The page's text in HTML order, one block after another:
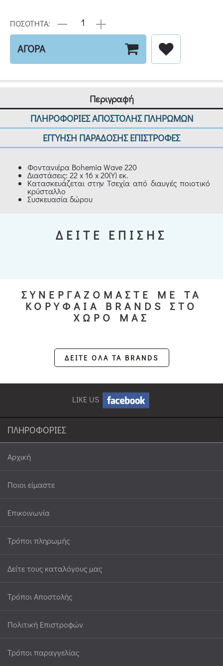
ΠΟΣΟΤΗΤΑ:
ΑΓΟΡΑ
Περιγραφή
ΠΛΗΡΟΦΟΡΙΕΣ ΑΠΟΣΤΟΛΗΣ ΠΛΗΡΩΜΩΝ
ΕΓΓΥΗΣΗ ΠΑΡΑΔΟΣΗΣ ΕΠΙΣΤΡΟΦΕΣ
Φοντανιέρα Bohemia Wave 220
Διαστάσεις: 22 x 16 x 20(Y) εκ.
Κατασκευάζεται στην Τσεχία από διαυγές ποιοτικό
κρύσταλλο
Συσκευασία δώρου
ΔΕΙΤΕ ΕΠΙΣΗΣ
ΣΥΝΕΡΓΑΖΟΜΑΣΤΕ ΜΕ ΤΑ
ΚΟΡΥΦΑΙΑ BRANDS ΣΤΟ
ΧΩΡΟ ΜΑΣ
ΔΕΙΤΕ ΟΛΑ ΤΑ BRANDS
LIKE US
ΠΛΗΡΟΦΟΡΙΕΣ
Αρχική
Ποιοι είμαστε
Επικοινωνία
Τρόποι πληρωμής
Δείτε τους καταλόγους μας
Τρόποι Αποστολής
Πολιτική Επιστροφών
Τρόποι παραγγελίας